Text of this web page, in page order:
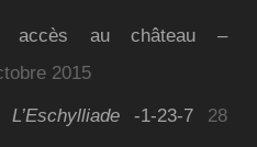
accès au château –
2015
L’Eschylliade-1-23-7
28